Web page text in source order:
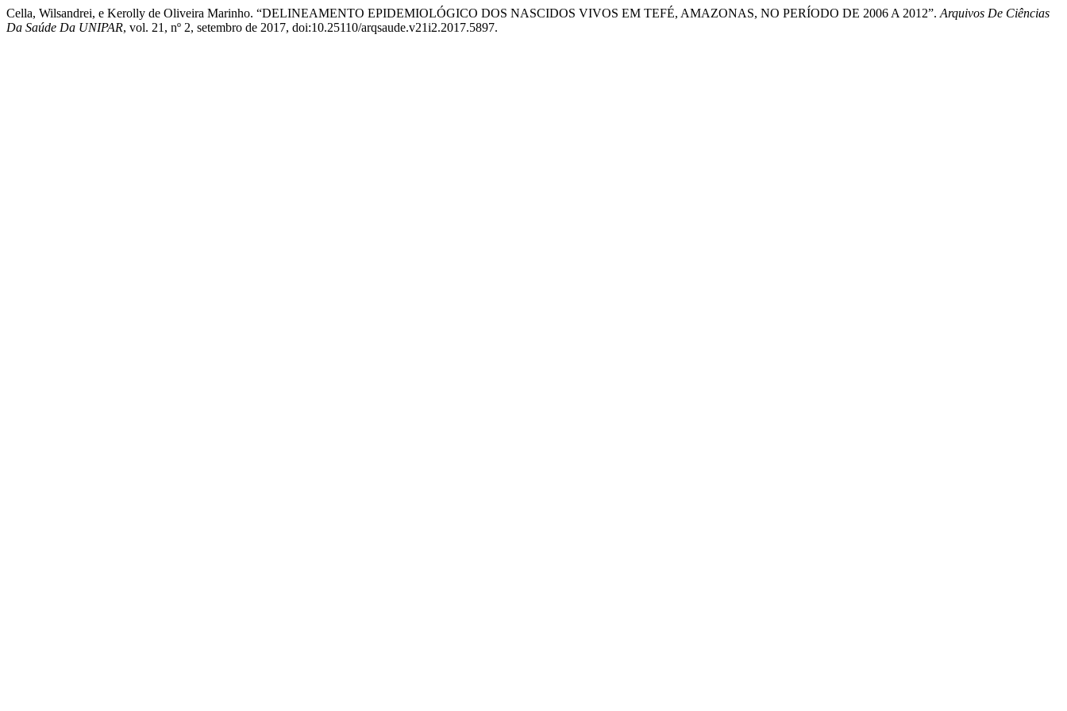
Cella, Wilsandrei, e Kerolly de Oliveira Marinho. “DELINEAMENTO EPIDEMIOLÓGICO DOS NASCIDOS VIVOS EM TEFÉ, AMAZONAS, NO PERÍODO DE 2006 A 2012”. Arquivos De Ciências
Da Saúde Da UNIPAR, vol. 21, nº 2, setembro de 2017, doi:10.25110/arqsaude.v21i2.2017.5897.